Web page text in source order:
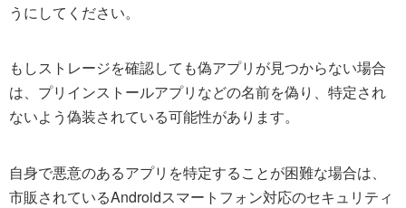
うにしてください。
もしストレージを確認しても偽アプリが見つからない場合
は、プリインストールアプリなどの名前を偽り、特定され
ないよう偽装されている可能性があります。
自身で悪意のあるアプリを特定することが困難な場合は、
市販されているAndroidスマートフォン対応のセキュリティ